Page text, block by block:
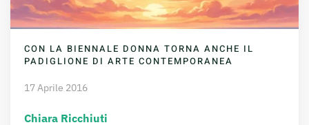
CON LA BIENNALE DONNA TORNA ANCHE IL
PADIGLIONE DI ARTE CONTEMPORANEA
17 Aprile 2016
Chiara Ricchiuti